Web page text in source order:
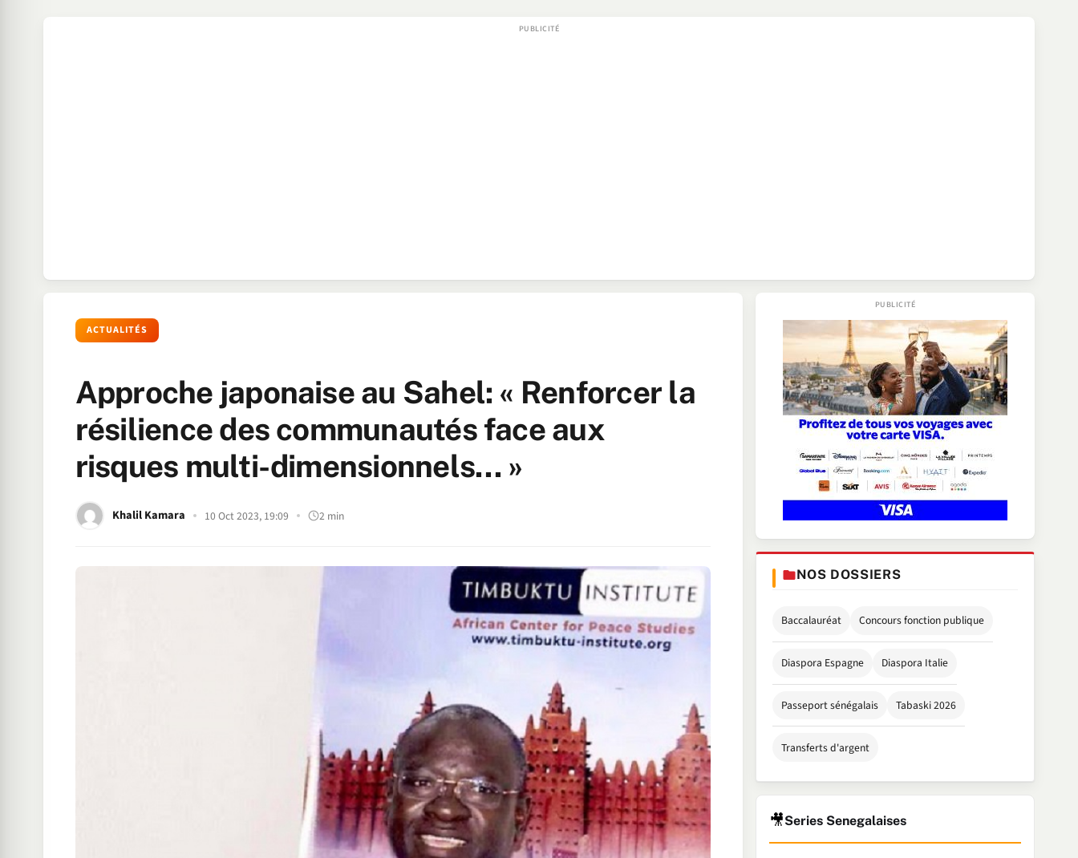
ACTUALITÉS
Approche japonaise au Sahel: « Renforcer la
résilience des communautés face aux
risques multi-dimensionnels… »
Khalil Kamara 10 Oct 2023, 19:09 2 min
NOS DOSSIERS
Baccalauréat Concours fonction publique
Diaspora Espagne Diaspora Italie
Passeport sénégalais Tabaski 2026
Transferts d'argent
🎥Series Senegalaises